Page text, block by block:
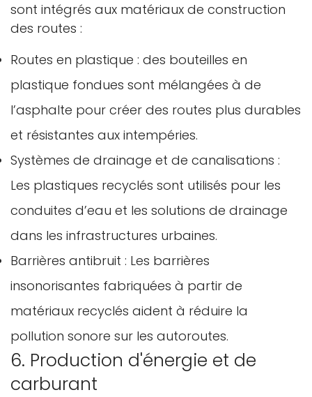
sont intégrés aux matériaux de construction
des routes :
Routes en plastique : des bouteilles en
plastique fondues sont mélangées à de
l’asphalte pour créer des routes plus durables
et résistantes aux intempéries.
Systèmes de drainage et de canalisations :
Les plastiques recyclés sont utilisés pour les
conduites d’eau et les solutions de drainage
dans les infrastructures urbaines.
Barrières antibruit : Les barrières
insonorisantes fabriquées à partir de
matériaux recyclés aident à réduire la
pollution sonore sur les autoroutes.
6. Production d'énergie et de
carburant
Confirmez votre âge
Avez-vous 18 ans ou plus?
Non, je ne le suis pas Oui je suis